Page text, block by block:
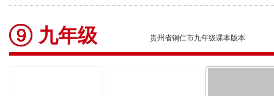
(科普版)
(部编版)
(部编版)
九年级 贵州省铜仁市九年级课本版本